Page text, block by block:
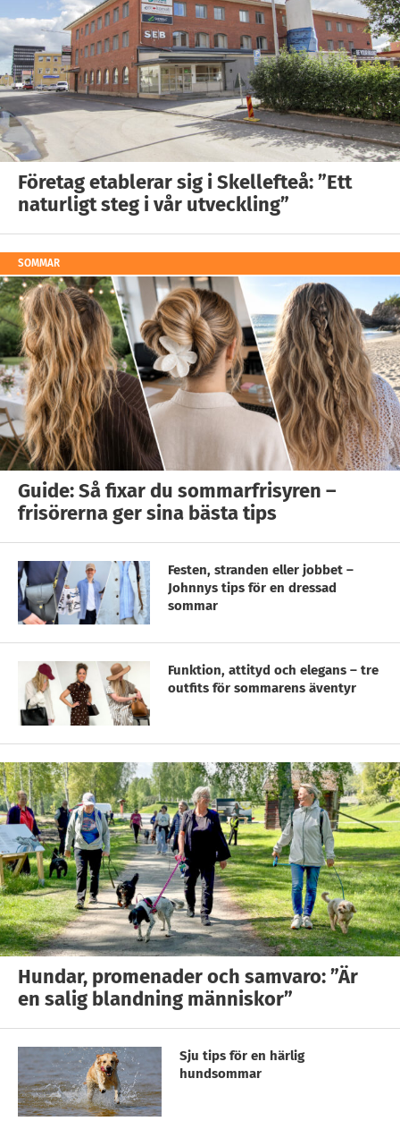
Företag etablerar sig i Skellefteå: ”Ett
naturligt steg i vår utveckling”
SOMMAR
Guide: Så fixar du sommarfrisyren –
frisörerna ger sina bästa tips
Festen, stranden eller jobbet –
Johnnys tips för en dressad
sommar
Funktion, attityd och elegans – tre
outfits för sommarens äventyr
Hundar, promenader och samvaro: ”Är
en salig blandning människor”
Sju tips för en härlig
hundsommar